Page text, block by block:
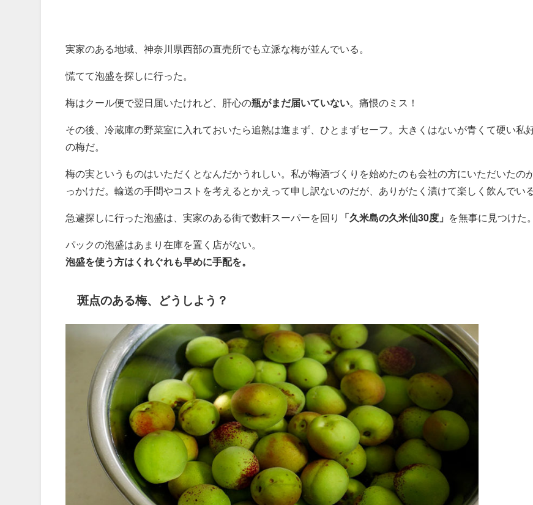
実家のある地域、神奈川県西部の直売所でも立派な梅が並んでいる。
慌てて泡盛を探しに行った。
梅はクール便で翌日届いたけれど、肝心の瓶がまだ届いていない。痛恨のミス！
その後、冷蔵庫の野菜室に入れておいたら追熟は進まず、ひとまずセーフ。大きくはないが青くて硬い私
の梅だ。
梅の実というものはいただくとなんだかうれしい。私が梅酒づくりを始めたのも会社の方にいただいたの
っかけだ。輸送の手間やコストを考えるとかえって申し訳ないのだが、ありがたく漬けて楽しく飲んでいる
急遽探しに行った泡盛は、実家のある街で数軒スーパーを回り 「久米島の久米仙30度」 を無事に見つけた。
パックの泡盛はあまり在庫を置く店がない。
泡盛を使う方はくれぐれも早めに手配を。
斑点のある梅、どうしよう？